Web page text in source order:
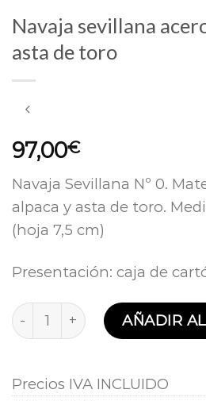
Navaja sevillana
asta de toro
97,00€
Navaja Sevillana Nº 0.
alpaca y asta de toro.
(hoja 7,5 cm)
Presentación: caja de
Navaja sevillana acero
AÑADIR
Precios IVA INCLUIDO